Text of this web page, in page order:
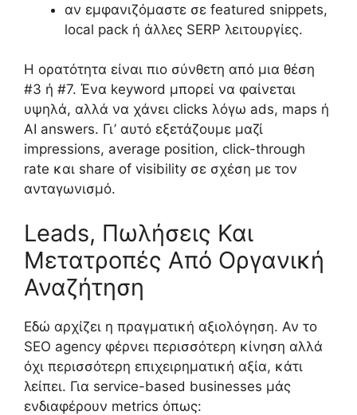
αν εμφανιζόμαστε σε featured snippets,
local pack ή άλλες SERP λειτουργίες.
Η ορατότητα είναι πιο σύνθετη από μια θέση
#3 ή #7. Ένα keyword μπορεί να φαίνεται
υψηλά, αλλά να χάνει clicks λόγω ads, maps ή
AI answers. Γι’ αυτό εξετάζουμε μαζί
impressions, average position, click-through
rate και share of visibility σε σχέση με τον
ανταγωνισμό.
Leads, Πωλήσεις Και
Μετατροπές Από Οργανική
Αναζήτηση
Εδώ αρχίζει η πραγματική αξιολόγηση. Αν το
SEO agency φέρνει περισσότερη κίνηση αλλά
όχι περισσότερη επιχειρηματική αξία, κάτι
λείπει. Για service-based businesses μάς
ενδιαφέρουν metrics όπως: